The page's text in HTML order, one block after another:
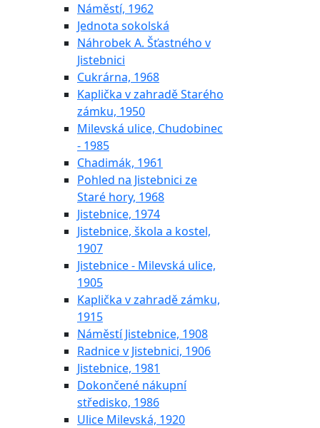
Náměstí, 1962
Jednota sokolská
Náhrobek A. Šťastného v
Jistebnici
Cukrárna, 1968
Kaplička v zahradě Starého
zámku, 1950
Milevská ulice, Chudobinec
- 1985
Chadimák, 1961
Pohled na Jistebnici ze
Staré hory, 1968
Jistebnice, 1974
Jistebnice, škola a kostel,
1907
Jistebnice - Milevská ulice,
1905
Kaplička v zahradě zámku,
1915
Náměstí Jistebnice, 1908
Radnice v Jistebnici, 1906
Jistebnice, 1981
Dokončené nákupní
středisko, 1986
Ulice Milevská, 1920